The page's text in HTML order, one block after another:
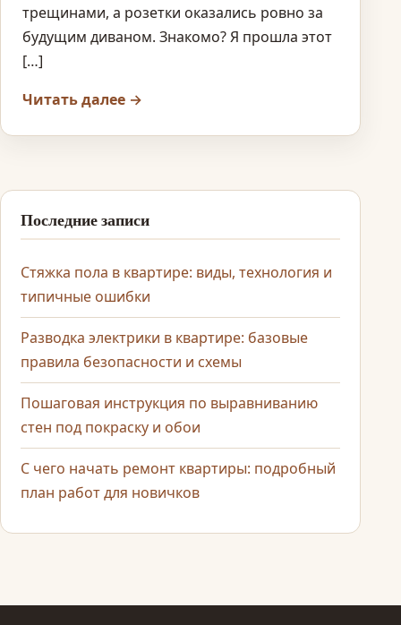
трещинами, а розетки оказались ровно за
будущим диваном. Знакомо? Я прошла этот
[…]
Читать далее →
Последние записи
Стяжка пола в квартире: виды, технология и
типичные ошибки
Разводка электрики в квартире: базовые
правила безопасности и схемы
Пошаговая инструкция по выравниванию
стен под покраску и обои
С чего начать ремонт квартиры: подробный
план работ для новичков